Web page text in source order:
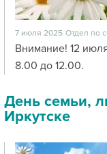
7 июля 2025 Отдел по
Внимание! 12
8.00 до 12.00.
День семьи,
Иркутске